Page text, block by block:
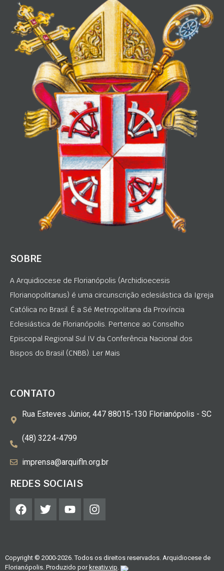
SOBRE
A Arquidiocese de Florianópolis (Archidioecesis
Florianopolitanus) é uma circunscrição eclesiástica da Igreja
Católica no Brasil. É a Sé Metropolitana da Província
Eclesiástica de Florianópolis. Pertence ao Conselho
Episcopal Regional Sul IV da Conferência Nacional dos
Bispos do Brasil (CNBB). Ler Mais
CONTATO
Rua Esteves Júnior, 447 88015-130 Florianópolis - SC
(48) 3224-4799
imprensa@arquifln.org.br
REDES SOCIAIS
Copyright © 2000-2026. Todos os direitos reservados. Arquidiocese de
Florianópolis. Produzido porkreativ.vip